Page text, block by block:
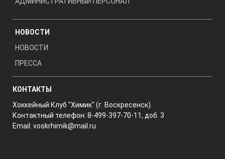
НОВОСТИ
НОВОСТИ
ПРЕССА
КОНТАКТЫ
Хоккейный Клуб "Химик" (г. Воскресенск).
Контактный телефон: 8-499-397-70-11, доб. 3
Email: voskrhimik@mail.ru